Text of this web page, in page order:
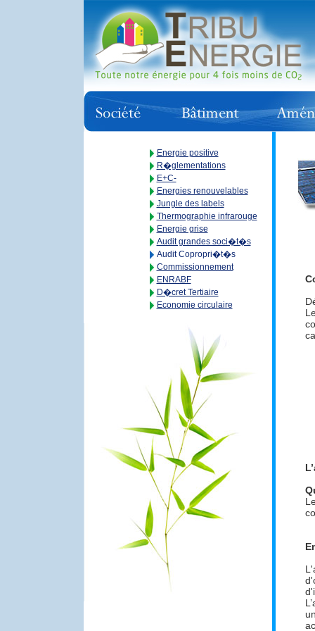
Energie positive
R�glementations
E+C-
Energies renouvelables
Jungle des labels
Thermographie infrarouge
Energie grise
Audit grandes soci�t�s
Audit Copropri�t�s
Commissionnement
ENRABF
D�cret Tertiaire
Economie circulaire